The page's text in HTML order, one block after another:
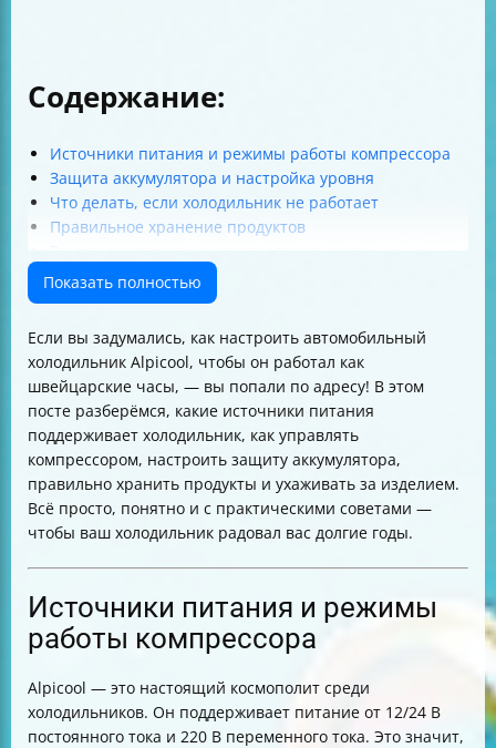
Содержание:
Источники питания и режимы работы компрессора
Защита аккумулятора и настройка уровня
Что делать, если холодильник не работает
Правильное хранение продуктов
Нормальные звуки и явления при работе
Меры предосторожности при установке и
Утилизация холодильника
Таблица основных параметров и советов
Показать полностью
Если вы задумались, как настроить автомобильный
холодильник Alpicool, чтобы он работал как
швейцарские часы, — вы попали по адресу! В этом
посте разберёмся, какие источники питания
поддерживает холодильник, как управлять
компрессором, настроить защиту аккумулятора,
правильно хранить продукты и ухаживать за изделием.
Всё просто, понятно и с практическими советами —
чтобы ваш холодильник радовал вас долгие годы.
Источники питания и режимы
работы компрессора
Alpicool — это настоящий космополит среди
холодильников. Он поддерживает питание от 12/24 В
постоянного тока и 220 В переменного тока. Это значит,